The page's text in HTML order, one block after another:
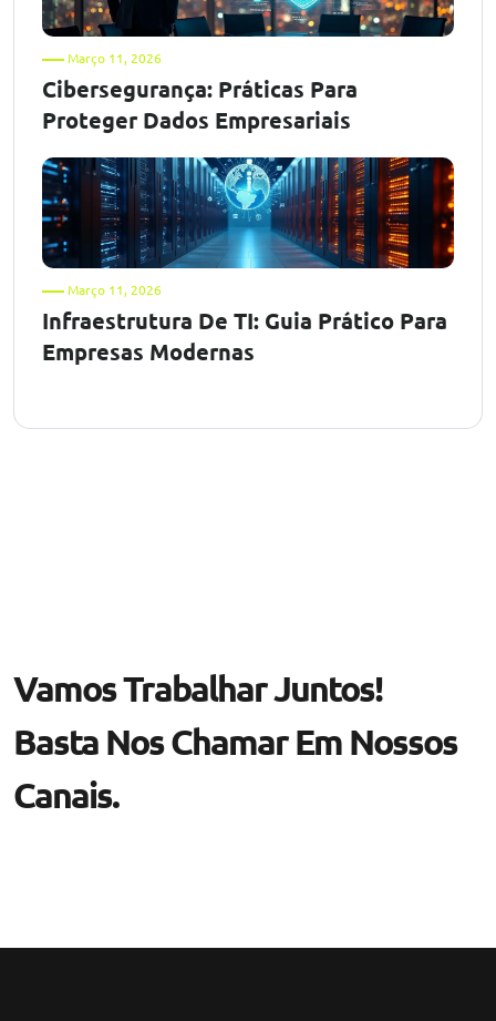
Março 11, 2026
Cibersegurança: Práticas Para
Proteger Dados Empresariais
Março 11, 2026
Infraestrutura De TI: Guia Prático Para
Empresas Modernas
Vamos Trabalhar Juntos!
Basta Nos Chamar Em Nossos
Canais.